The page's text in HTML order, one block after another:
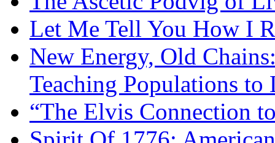
Let Me Tell You How I
New Energy, Old
Teaching Populations to
“The Elvis Connection